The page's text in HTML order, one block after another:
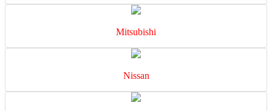
Mitsubishi
Nissan